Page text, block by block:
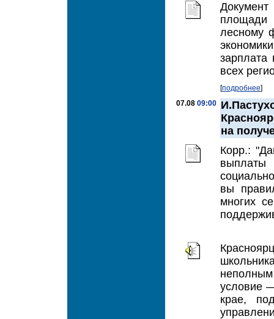
площади
лесному
зарплата
всех
[подробнее]
07.08 09:00
на
Корр.:
вы
многих
условие
крае,